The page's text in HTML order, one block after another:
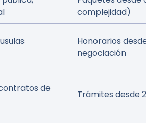
complejidad)
Honorarios
negociación
de
Trámites desde